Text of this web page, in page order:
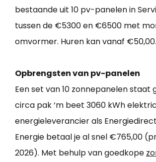
bestaande uit 10 pv-panelen in
tussen de €5300 en €6500 met
omvormer. Huren kan vanaf €50,00.
Opbrengsten van pv-panelen
Een set van 10 zonnepanelen staat
circa pak ‘m beet 3060 kWh
energieleverancier als
Energie betaal je al snel €765,00
2026). Met behulp van goedkope